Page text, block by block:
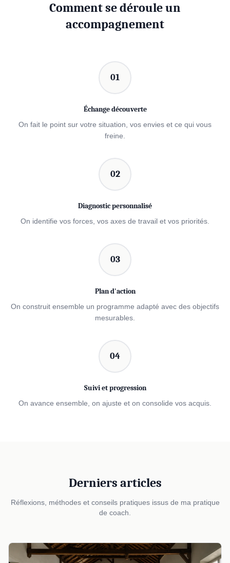
Comment se déroule un
accompagnement
01
Échange découverte
On fait le point sur votre situation, vos envies et ce qui vous
freine.
02
Diagnostic personnalisé
On identifie vos forces, vos axes de travail et vos priorités.
03
Plan d'action
On construit ensemble un programme adapté avec des objectifs
mesurables.
04
Suivi et progression
On avance ensemble, on ajuste et on consolide vos acquis.
Derniers articles
Réflexions, méthodes et conseils pratiques issus de ma pratique
de coach.